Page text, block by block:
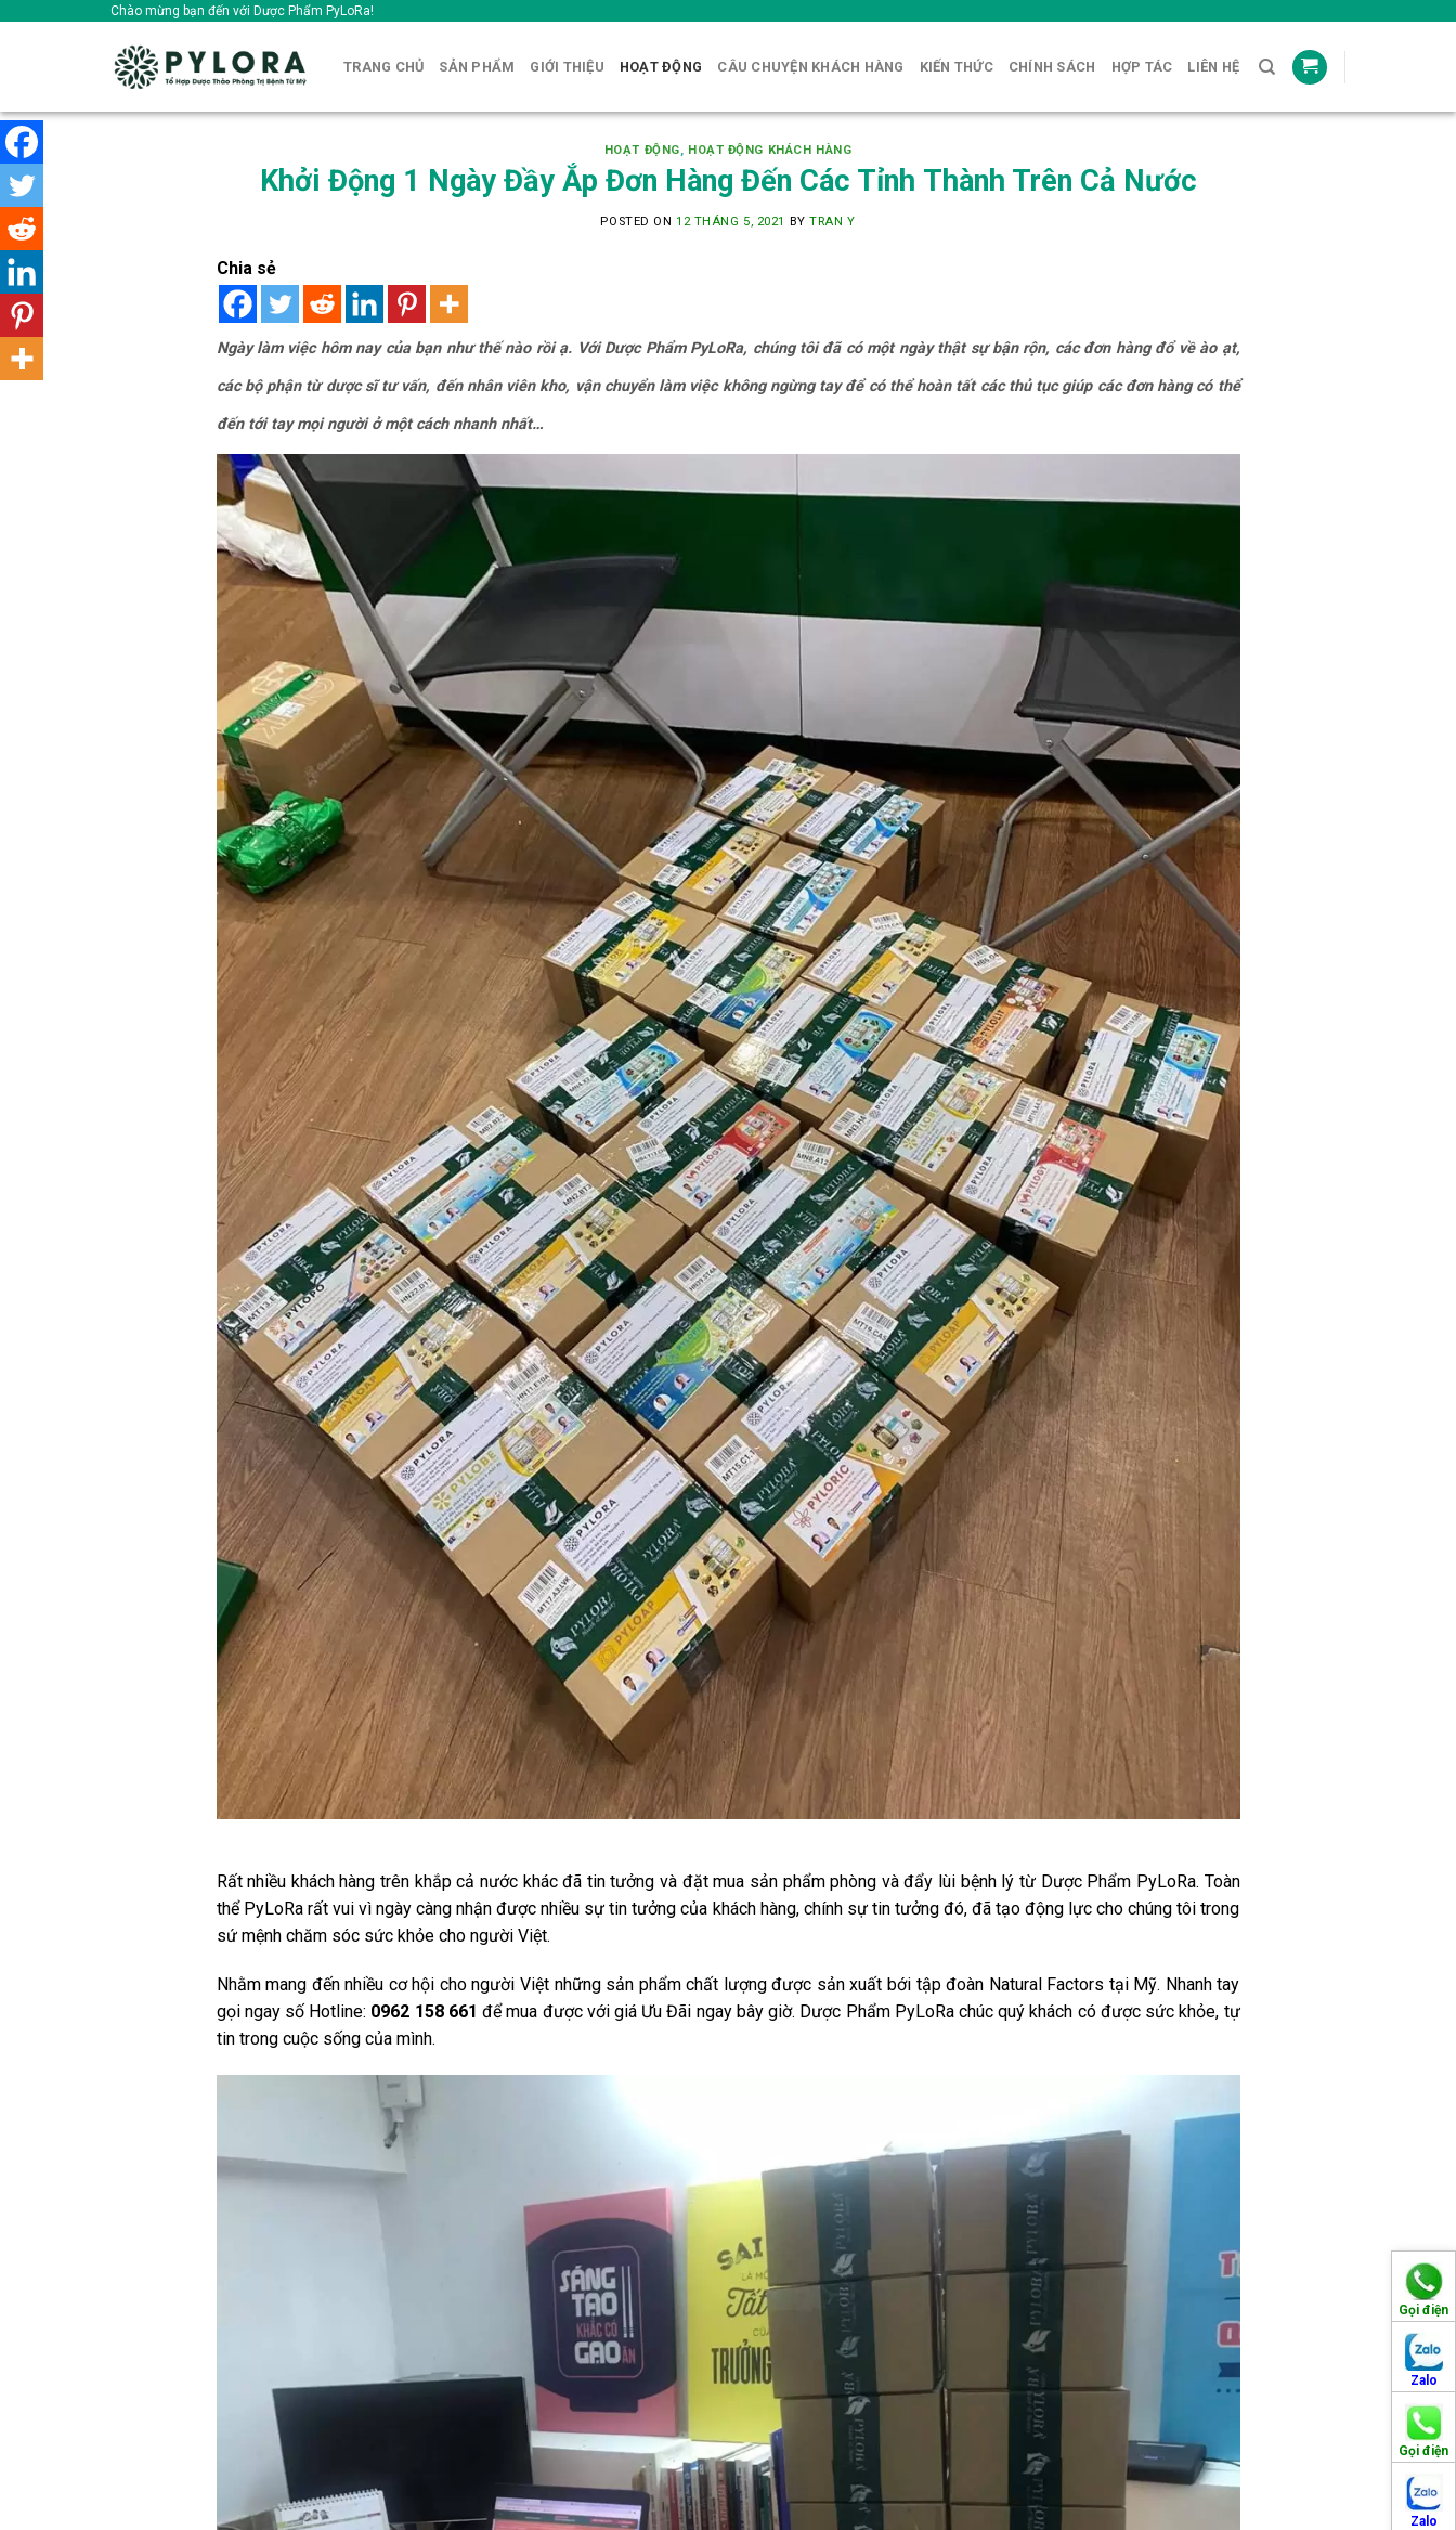
Chào mừng bạn đến với Dược Phẩm PyLoRa!
TRANG CHỦ SẢN PHẨM GIỚI THIỆU HOẠT ĐỘNG CÂU CHUYỆN KHÁCH HÀNG KIẾN THỨC CHÍNH SÁCH HỢP TÁC LIÊN HỆ
Gọi điện
Zalo
Gọi điện
Zalo
HOẠT ĐỘNG, HOẠT ĐỘNG KHÁCH HÀNG
Khởi Động 1 Ngày Đầy Ắp Đơn Hàng Đến Các Tỉnh Thành Trên Cả Nước
POSTED ON 12 THÁNG 5, 2021 BYTRAN Y
Chia sẻ
Ngày làm việc hôm nay của bạn như thế nào rồi ạ. Với Dược Phẩm PyLoRa, chúng tôi đã có một ngày thật sự bận rộn, các đơn hàng đổ về ào ạt,
các bộ phận từ dược sĩ tư vấn, đến nhân viên kho, vận chuyển làm việc không ngừng tay để có thể hoàn tất các thủ tục giúp các đơn hàng có thể
đến tới tay mọi người ở một cách nhanh nhất…
Rất nhiều khách hàng trên khắp cả nước khác đã tin tưởng và đặt mua sản phẩm phòng và đẩy lùi bệnh lý từ Dược Phẩm PyLoRa. Toàn
thể PyLoRa rất vui vì ngày càng nhận được nhiều sự tin tưởng của khách hàng, chính sự tin tưởng đó, đã tạo động lực cho chúng tôi trong
sứ mệnh chăm sóc sức khỏe cho người Việt.
Nhằm mang đến nhiều cơ hội cho người Việt những sản phẩm chất lượng được sản xuất bới tập đoàn Natural Factors tại Mỹ. Nhanh tay
gọi ngay số Hotline: 0962 158 661 để mua được với giá Ưu Đãi ngay bây giờ. Dược Phẩm PyLoRa chúc quý khách có được sức khỏe, tự
tin trong cuộc sống của mình.